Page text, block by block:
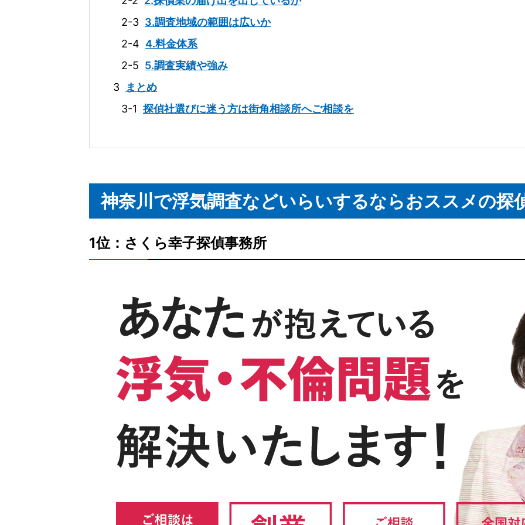
2-3 3.調査地域の範囲は広いか
2-4 4.料金体系
2-5 5.調査実績や強み
3
まとめ
3-1 探偵社選びに迷う方は街角相談所へご相談を
神奈川で浮気調査などいらいするならおススメの探
1位：さくら幸子探偵事務所